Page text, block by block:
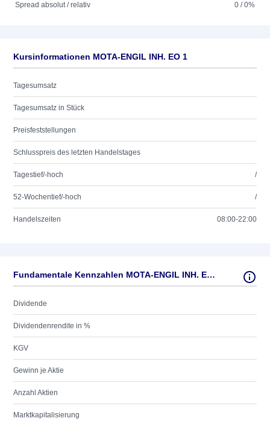
Spread absolut / relativ
0 / 0%
Kursinformationen MOTA-ENGIL INH. EO 1
Tagesumsatz
Tagesumsatz in Stück
Preisfeststellungen
Schlusspreis des letzten Handelstages
Tagestief/-hoch /
52-Wochentief/-hoch /
Handelszeiten 08:00-22:00
Fundamentale Kennzahlen MOTA-ENGIL INH. EO 1
Dividende
Dividendenrendite in %
KGV
Gewinn je Aktie
Anzahl Aktien
Marktkapitalisierung